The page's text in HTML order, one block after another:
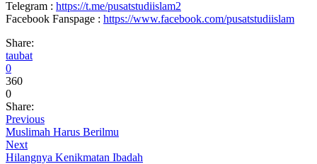
Telegram : https://t.me/pusatstudiislam2
Facebook Fanspage : https://www.facebook.com/pusatstudiislam
Share:
taubat
0
360
0
Share:
Previous
Muslimah Harus Berilmu
Next
Hilangnya Kenikmatan Ibadah